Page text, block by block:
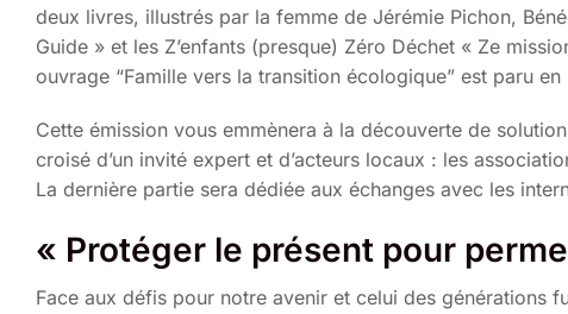
deux livres, illustrés par la femme de Jérémie Pichon,
Guide » et les Z’enfants (presque) Zéro Déchet « Ze
ouvrage “Famille vers la transition écologique” est paru en
Cette émission vous emmènera à la découverte de
croisé d’un invité expert et d’acteurs locaux : les
La dernière partie sera dédiée aux échanges avec les
« Protéger le présent pour
Face aux défis pour notre avenir et celui des générations